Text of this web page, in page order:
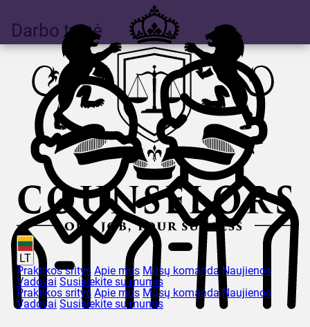
LT
Praktikos sritys Apie mus Mūsų komanda Naujienos
Vadovai Susisiekite su mumis
Praktikos sritys Apie mus Mūsų komanda Naujienos
Vadovai Susisiekite su mumis
Darbo teisė